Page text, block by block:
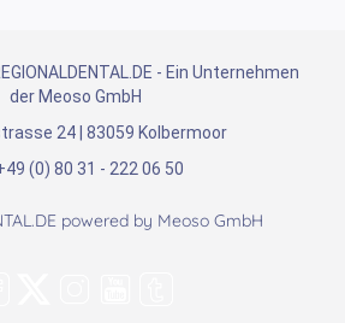
- Ein Unternehmen
der Meoso GmbH
24 | 83059 Kolbermoor
(0) 80 31 - 222 06 50
powered by Meoso GmbH